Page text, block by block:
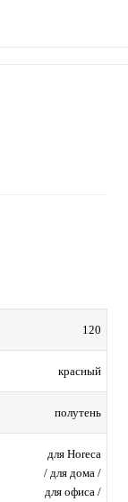
120
красный
полутень
для Horeca
/ для дома /
для офиса /